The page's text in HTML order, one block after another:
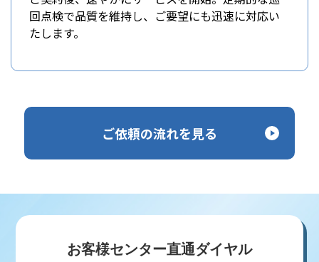
回点検で品質を維持し、ご要望にも迅速に対応い
たします。
ご依頼の流れを見る
お客様センター直通ダイヤル